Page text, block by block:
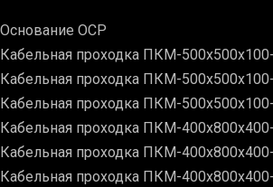
Основание ОСР
Кабельная проходка ПКМ-
Кабельная проходка ПКМ-
Кабельная проходка ПКМ-
Кабельная проходка ПКМ-
Кабельная проходка ПКМ-
Кабельная проходка ПКМ-